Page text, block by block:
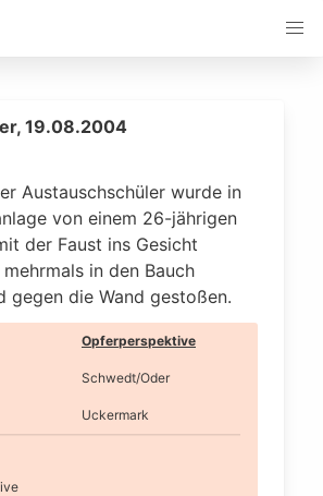
19.08.2004
Austauschschüler wurde in
von einem 26-jährigen
der Faust ins Gesicht
in den Bauch
gegen die Wand gestoßen.
Opferperspektive
Schwedt/Oder
Uckermark